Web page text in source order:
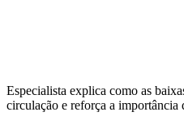
Especialista explica como as
circulação e reforça a importância